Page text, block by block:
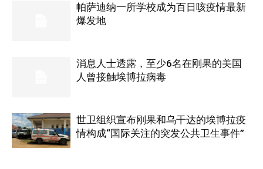
帕萨迪纳一所学校成为百日咳疫情最新
爆发地
消息人士透露，至少6名在刚果的美国
人曾接触埃博拉病毒
世卫组织宣布刚果和乌干达的埃博拉疫
情构成“国际关注的突发公共卫生事件”